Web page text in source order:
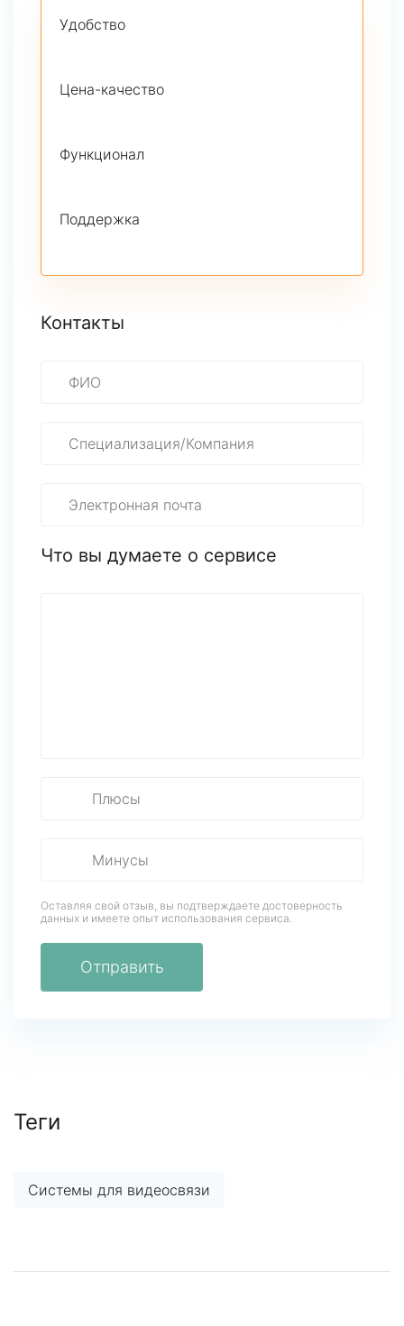
Удобство
Цена-качество
Функционал
Поддержка
Контакты
Что вы думаете о сервисе
Оставляя свой отзыв, вы подтверждаете достоверность
данных и имеете опыт использования сервиса.
Отправить
Теги
Системы для видеосвязи